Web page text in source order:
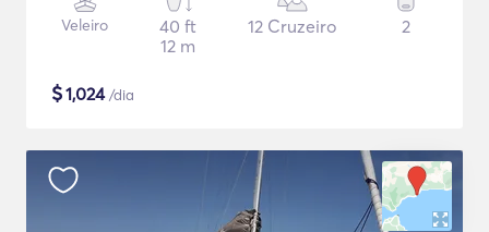
Veleiro
40 ft
12 m
12 Cruzeiro 2
$1,024/dia